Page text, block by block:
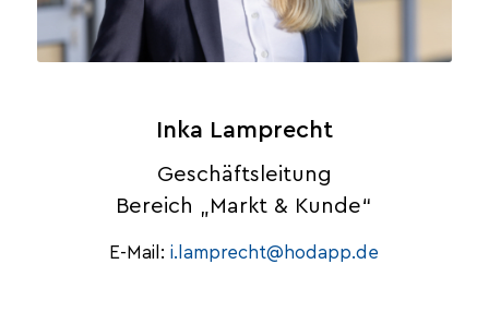
Inka Lamprecht
Geschäftsleitung
Bereich „Markt & Kunde“
E-Mail:i.lamprecht@hodapp.de